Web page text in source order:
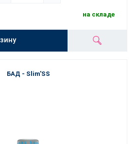
на складе
БАД - Slim'SS